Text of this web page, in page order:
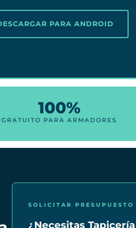
PARA ANDROID
100%
GRATUITO PARA ARMADORES
SOLICITAR PRESUPUESTO
¿Necesitas Tapicería